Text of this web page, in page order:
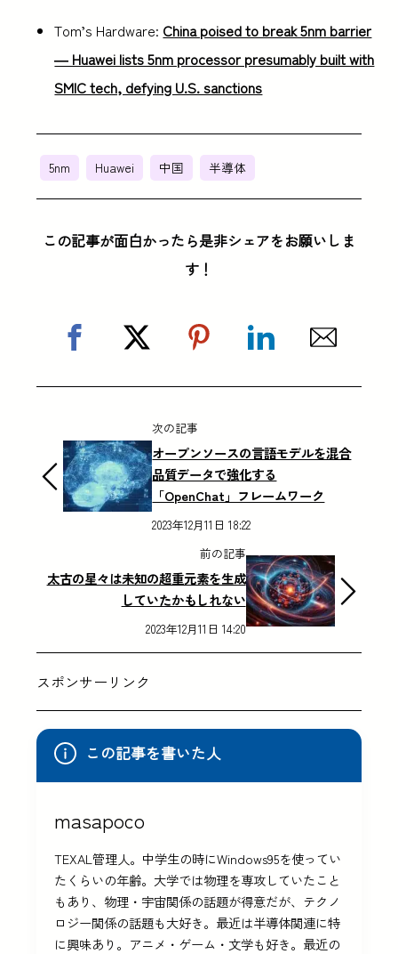
Tom’s Hardware: China poised to break 5nm barrier
— Huawei lists 5nm processor presumably built with
SMIC tech, defying U.S. sanctions
5nm Huawei 中国 半導体
この記事が面白かったら是非シェアをお願いしま
す！
次の記事
オープンソースの言語モデルを混合
品質データで強化する
「OpenChat」フレームワーク
2023年12月11日 18:22
前の記事
太古の星々は未知の超重元素を生成
していたかもしれない
2023年12月11日 14:20
スポンサーリンク
この記事を書いた人
masapoco
TEXAL管理人。中学生の時にWindows95を使ってい
たくらいの年齢。大学では物理を専攻していたこと
もあり、物理・宇宙関係の話題が得意だが、テクノ
ロジー関係の話題も大好き。最近は半導体関連に特
に興味あり。アニメ・ゲーム・文学も好き。最近の